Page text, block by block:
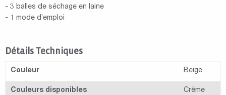
- 3 balles de séchage en laine
- 1 mode d’emploi
Détails Techniques
Couleur Beige
Couleurs disponibles Crème